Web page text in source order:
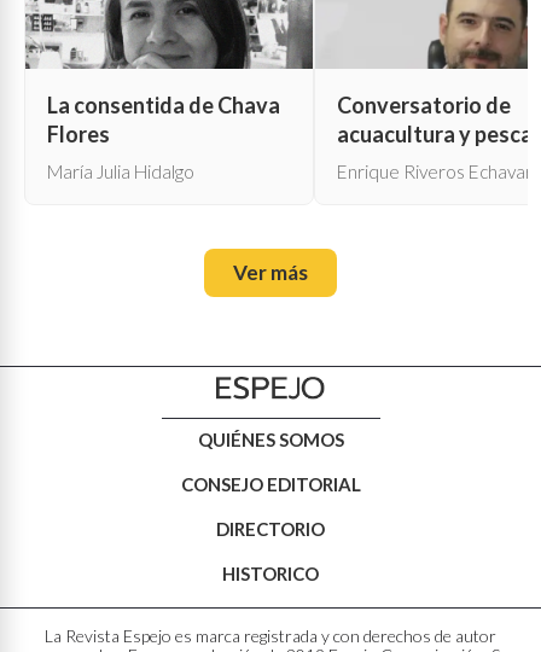
La consentida de Chava
Flores
María Julia Hidalgo
Conversatorio de
acuacultura y pesca
Enrique Riveros
Ver más
QUIÉNES SOMOS
CONSEJO EDITORIAL
DIRECTORIO
HISTORICO
La Revista Espejo es marca registrada y con derechos de autor